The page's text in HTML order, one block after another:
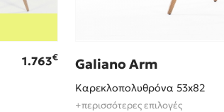
1.763€ Galiano Arm
Καρεκλοπολυθρόνα 53x82
+περισσότερες επιλογές